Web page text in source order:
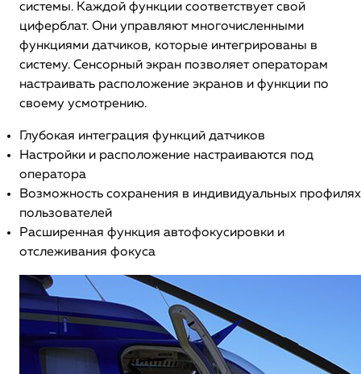
системы. Каждой функции соответствует свой
циферблат. Они управляют многочисленными
функциями датчиков, которые интегрированы в
систему. Сенсорный экран позволяет операторам
настраивать расположение экранов и функции по
своему усмотрению.
Глубокая интеграция функций датчиков
Настройки и расположение настраиваются под
оператора
Возможность сохранения в индивидуальных профилях
пользователей
Расширенная функция автофокусировки и
отслеживания фокуса